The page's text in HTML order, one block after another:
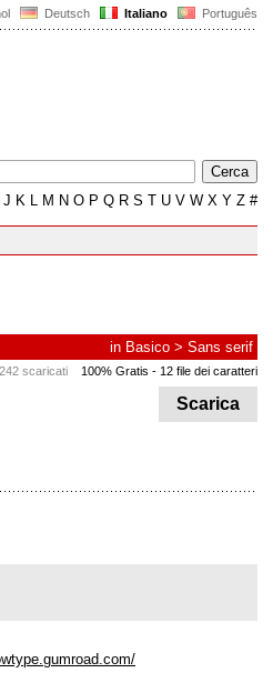
Deutsch Italiano Português
J K L M N O P Q R S T U V W X Y Z #
in Basico > Sans serif
scaricati 100% Gratis - 12 file dei caratteri
Scarica